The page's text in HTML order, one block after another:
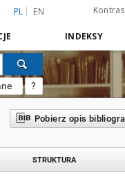
PL EN
INDEKSY
?
Pobierz opis
STRUKTURA